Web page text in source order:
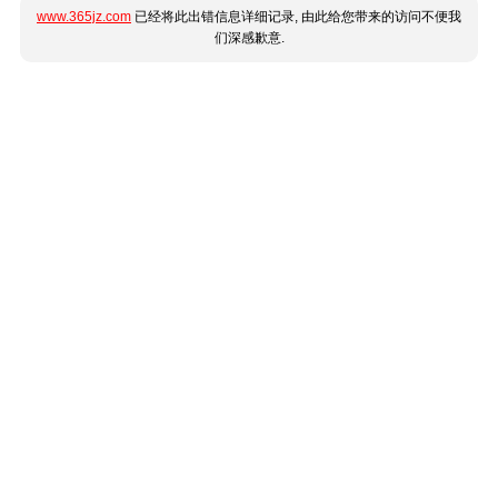
www.365jz.com 已经将此出错信息详细记录, 由此给您带来的访问不便我
们深感歉意.